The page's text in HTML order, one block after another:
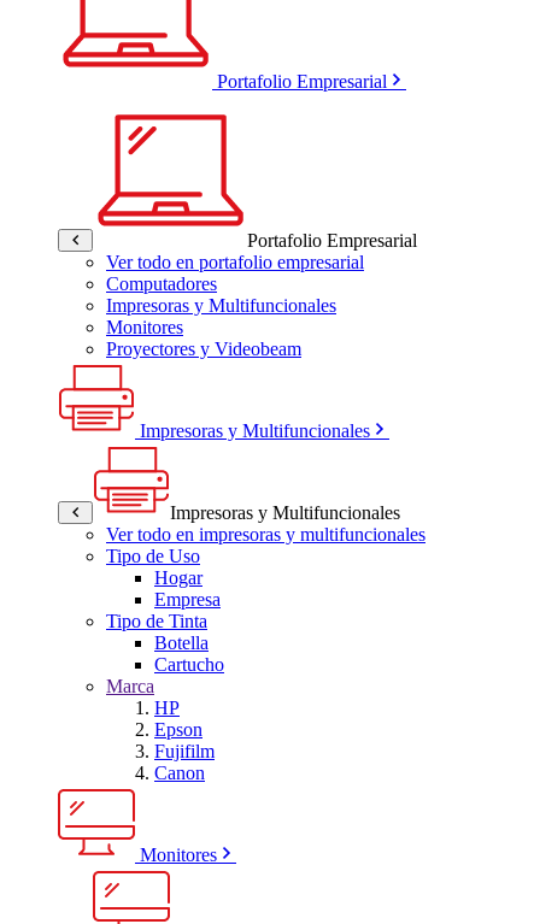
Portafolio Empresarial
Portafolio Empresarial
Ver todo en portafolio empresarial
Computadores
Impresoras y Multifuncionales
Monitores
Proyectores y Videobeam
Impresoras y Multifuncionales
Impresoras y Multifuncionales
Ver todo en impresoras y multifuncionales
Tipo de Uso
Hogar
Empresa
Tipo de Tinta
Botella
Cartucho
Marca
HP
Epson
Fujifilm
Canon
Monitores